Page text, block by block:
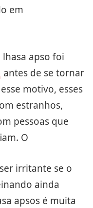
em
apso foi
antes de se tornar
motivo, esses
estranhos,
pessoas que
O
irritante se o
ainda
apsos é muita